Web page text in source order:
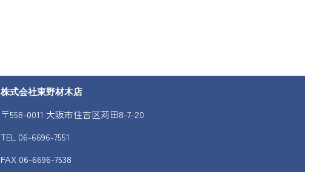
株式会社東野材木店
〒558-0011 大阪市住吉区苅田8-7-20
TEL 06-6696-7551
FAX 06-6696-7538